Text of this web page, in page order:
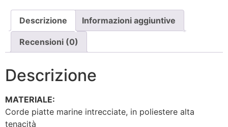
Descrizione Informazioni aggiuntive
Recensioni (0)
Descrizione
MATERIALE:
Corde piatte marine intrecciate, in poliestere alta
tenacità